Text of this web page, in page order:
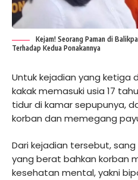
Kejam! Seorang Paman di
Terhadap Kedua Ponakannya
Untuk kejadian yang ketiga
kakak memasuki usia 17
tidur di kamar sepupunya,
korban dan memegang
Dari kejadian tersebut,
yang berat bahkan korban
kesehatan mental, yakni